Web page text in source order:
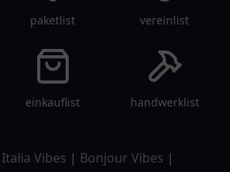
paketlist vereinlist
einkauflist handwerklist
Italia Vibes | Bonjour Vibes |